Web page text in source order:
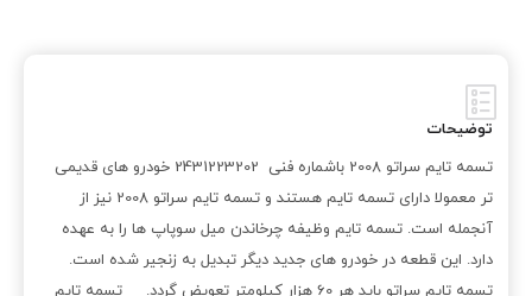
توضیحات
تسمه تایم سراتو 2008 باشماره فنی 2431223202 خودرو های قدیمی
تر معمولا دارای تسمه تایم هستند و تسمه تایم سراتو 2008 نیز از
آنجمله است. تسمه تایم وظیفه چرخاندن میل سوپاپ ها را به عهده
دارد. این قطعه در خودرو های جدید دیگر تبدیل به زنجیر شده است.
تسمه تایم سراتو باید هر 60 هزار کیلومتر تعویض گردد. تسمه تایم